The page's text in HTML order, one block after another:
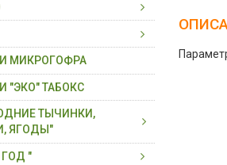
х 3
х 3
х 5
МИКРОГОФРА
"ЭКО" ТАБОКС
ТЫЧИНКИ,
ЯГОДЫ"
ВЕТКИ С ЯГОДАМИ
"